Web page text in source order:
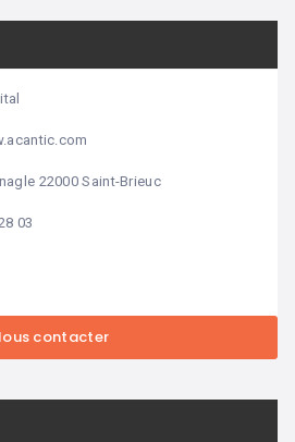
22000 Saint-Brieuc
03